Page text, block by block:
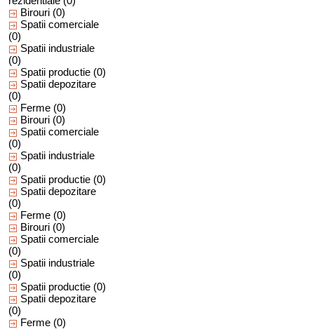
Birouri (0)
Spatii comerciale
(0)
Spatii industriale
(0)
Spatii productie (0)
Spatii depozitare
(0)
Ferme (0)
Birouri (0)
Spatii comerciale
(0)
Spatii industriale
(0)
Spatii productie (0)
Spatii depozitare
(0)
Ferme (0)
Birouri (0)
Spatii comerciale
(0)
Spatii industriale
(0)
Spatii productie (0)
Spatii depozitare
(0)
Ferme (0)